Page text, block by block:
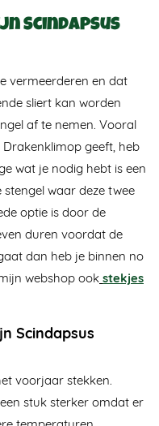
Scindapsus
vermeerderen en dat
sliert kan worden
af te nemen. Vooral
geeft, heb
wat je nodig hebt is een
waar deze twee
optie is door de
duren voordat de
dan heb je binnen no
webshop ook stekjes
Scindapsus
voorjaar stekken.
stuk sterker omdat er